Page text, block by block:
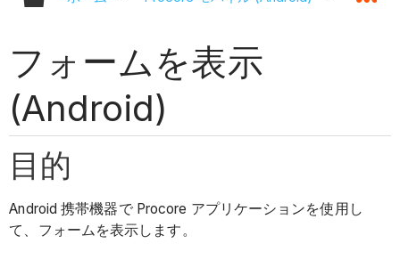
フォームを表示
(Android)
目的
Android 携帯機器で Procore アプリケーションを使用し
て、フォームを表示します。